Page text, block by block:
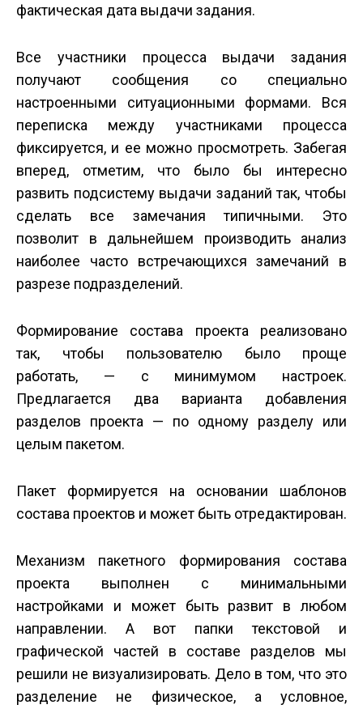
фактическая дата выдачи задания.
Все участники процесса выдачи задания
получают сообщения со специально
настроенными ситуационными формами. Вся
переписка между участниками процесса
фиксируется, и ее можно просмотреть. Забегая
вперед, отметим, что было бы интересно
развить подсистему выдачи заданий так, чтобы
сделать все замечания типичными. Это
позволит в дальнейшем производить анализ
наиболее часто встречающихся замечаний в
разрезе подразделений.
Формирование состава проекта реализовано
так, чтобы пользователю было проще
работать, — с минимумом настроек.
Предлагается два варианта добавления
разделов проекта — по одному разделу или
целым пакетом.
Пакет формируется на основании шаблонов
состава проектов и может быть отредактирован.
Механизм пакетного формирования состава
проекта выполнен с минимальными
настройками и может быть развит в любом
направлении. А вот папки текстовой и
графической частей в составе разделов мы
решили не визуализировать. Дело в том, что это
разделение не физическое, а условное,